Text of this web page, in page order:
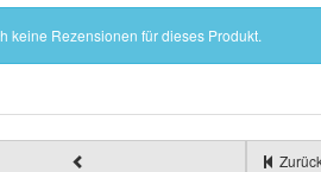
keine Rezensionen für dieses Produkt.